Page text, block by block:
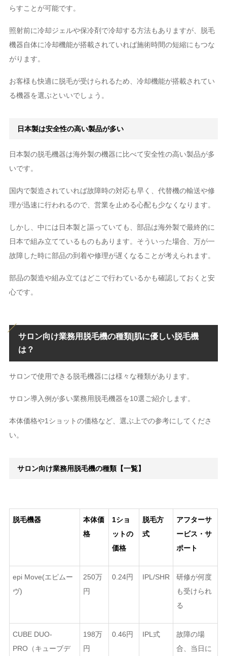
らすことが可能です。
照射前に冷却ジェルや保冷剤で冷却する方法もありますが、脱毛
機器自体に冷却機能が搭載されていれば施術時間の短縮にもつな
がります。
お客様も快適に脱毛が受けられるため、冷却機能が搭載されてい
る機器を選ぶといいでしょう。
日本製は安全性の高い製品が多い
日本製の脱毛機器は海外製の機器に比べて安全性の高い製品が多
いです。
国内で製造されていれば故障時の対応も早く、代替機の輸送や修
理が迅速に行われるので、営業を止める心配も少なくなります。
しかし、中には日本製と謳っていても、部品は海外製で最終的に
日本で組み立てているものもあります。そういった場合、万が一
故障した時に部品の到着や修理が遅くなることが考えられます。
部品の製造や組み立てはどこで行わているかも確認しておくと安
心です。
サロン向け業務用脱毛機の種類|肌に優しい脱毛機
は？
サロンで使用できる脱毛機器には様々な種類があります。
サロン導入例が多い業務用脱毛機器を10選ご紹介します。
本体価格や1ショットの価格など、選ぶ上での参考にしてくださ
い。
サロン向け業務用脱毛機の種類【一覧】
脱毛機器
本体価
格
1ショ
ットの
価格
脱毛方
式
アフターサ
ービス・サ
ポート
epi Move(エピムー
ヴ)
250万
円
0.24円 IPL/SHR
研修が何度
も受けられ
る
CUBE DUO-
PRO（キューブデ
198万
円
0.46円 IPL式
故障の場
合、当日に